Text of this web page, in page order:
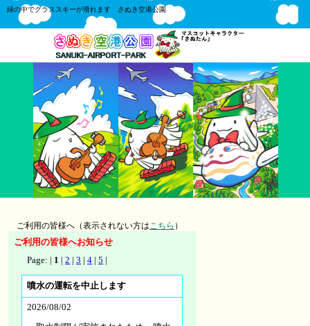
緑の中でグラススキーが滑れます さぬき空港公園
ご利用の皆様へ（表示されない方はこちら ）